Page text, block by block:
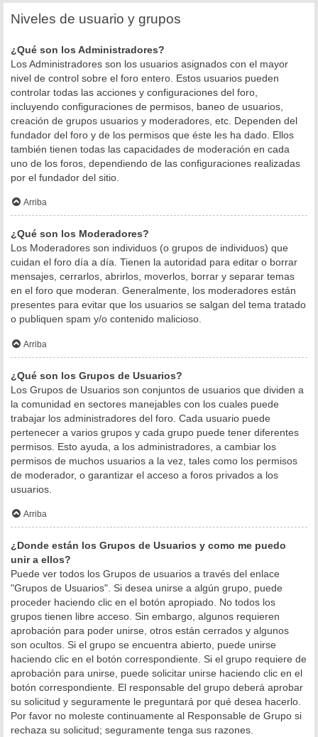
Niveles de usuario y grupos
¿Qué son los Administradores?
Los Administradores son los usuarios asignados con el mayor
nivel de control sobre el foro entero. Estos usuarios pueden
controlar todas las acciones y configuraciones del foro,
incluyendo configuraciones de permisos, baneo de usuarios,
creación de grupos usuarios y moderadores, etc. Dependen del
fundador del foro y de los permisos que éste les ha dado. Ellos
también tienen todas las capacidades de moderación en cada
uno de los foros, dependiendo de las configuraciones realizadas
por el fundador del sitio.
Arriba
¿Qué son los Moderadores?
Los Moderadores son individuos (o grupos de individuos) que
cuidan el foro día a día. Tienen la autoridad para editar o borrar
mensajes, cerrarlos, abrirlos, moverlos, borrar y separar temas
en el foro que moderan. Generalmente, los moderadores están
presentes para evitar que los usuarios se salgan del tema tratado
o publiquen spam y/o contenido malicioso.
Arriba
¿Qué son los Grupos de Usuarios?
Los Grupos de Usuarios son conjuntos de usuarios que dividen a
la comunidad en sectores manejables con los cuales puede
trabajar los administradores del foro. Cada usuario puede
pertenecer a varios grupos y cada grupo puede tener diferentes
permisos. Esto ayuda, a los administradores, a cambiar los
permisos de muchos usuarios a la vez, tales como los permisos
de moderador, o garantizar el acceso a foros privados a los
usuarios.
Arriba
¿Donde están los Grupos de Usuarios y como me puedo
unir a ellos?
Puede ver todos los Grupos de usuarios a través del enlace
"Grupos de Usuarios". Si desea unirse a algún grupo, puede
proceder haciendo clic en el botón apropiado. No todos los
grupos tienen libre acceso. Sin embargo, algunos requieren
aprobación para poder unirse, otros están cerrados y algunos
son ocultos. Si el grupo se encuentra abierto, puede unirse
haciendo clic en el botón correspondiente. Si el grupo requiere de
aprobación para unirse, puede solicitar unirse haciendo clic en el
botón correspondiente. El responsable del grupo deberá aprobar
su solicitud y seguramente le preguntará por qué desea hacerlo.
Por favor no moleste continuamente al Responsable de Grupo si
rechaza su solicitud; seguramente tenga sus razones.